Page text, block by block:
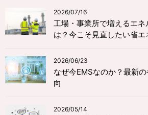
2026/07/16
工場・事業所で増えるエネ
は？今こそ見直したい省
2026/06/23
なぜ今EMSなのか？最新
向
2026/05/14